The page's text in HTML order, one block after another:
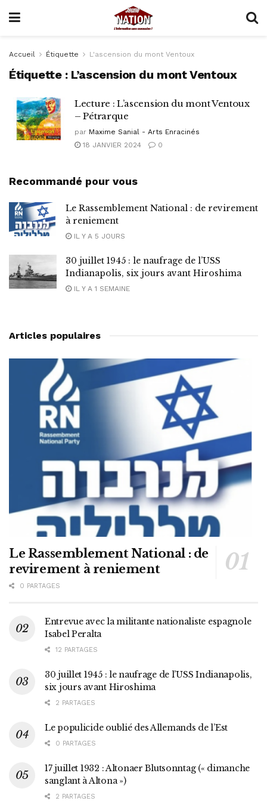
Accueil Étiquette L'ascension du mont Ventoux
Étiquette : L’ascension du mont Ventoux
Lecture : L’ascension du mont Ventoux
– Pétrarque
par Maxime Sanial - Arts Enracinés
18 JANVIER 2024
0
Recommandé pour vous
Le Rassemblement National : de revirement
à reniement
IL Y A 5 JOURS
30 juillet 1945 : le naufrage de l’USS
Indianapolis, six jours avant Hiroshima
IL Y A 1 SEMAINE
Articles populaires
Le Rassemblement National : de
revirement à reniement
0 PARTAGES
Entrevue avec la militante nationaliste espagnole
Isabel Peralta
12 PARTAGES
30 juillet 1945 : le naufrage de l’USS Indianapolis,
six jours avant Hiroshima
2 PARTAGES
Le populicide oublié des Allemands de l’Est
0 PARTAGES
17 juillet 1932 : Altonaer Blutsonntag (« dimanche
sanglant à Altona »)
2 PARTAGES